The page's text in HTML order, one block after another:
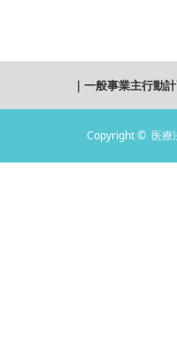
｜ 一般事業主行動
Copyright © 医療